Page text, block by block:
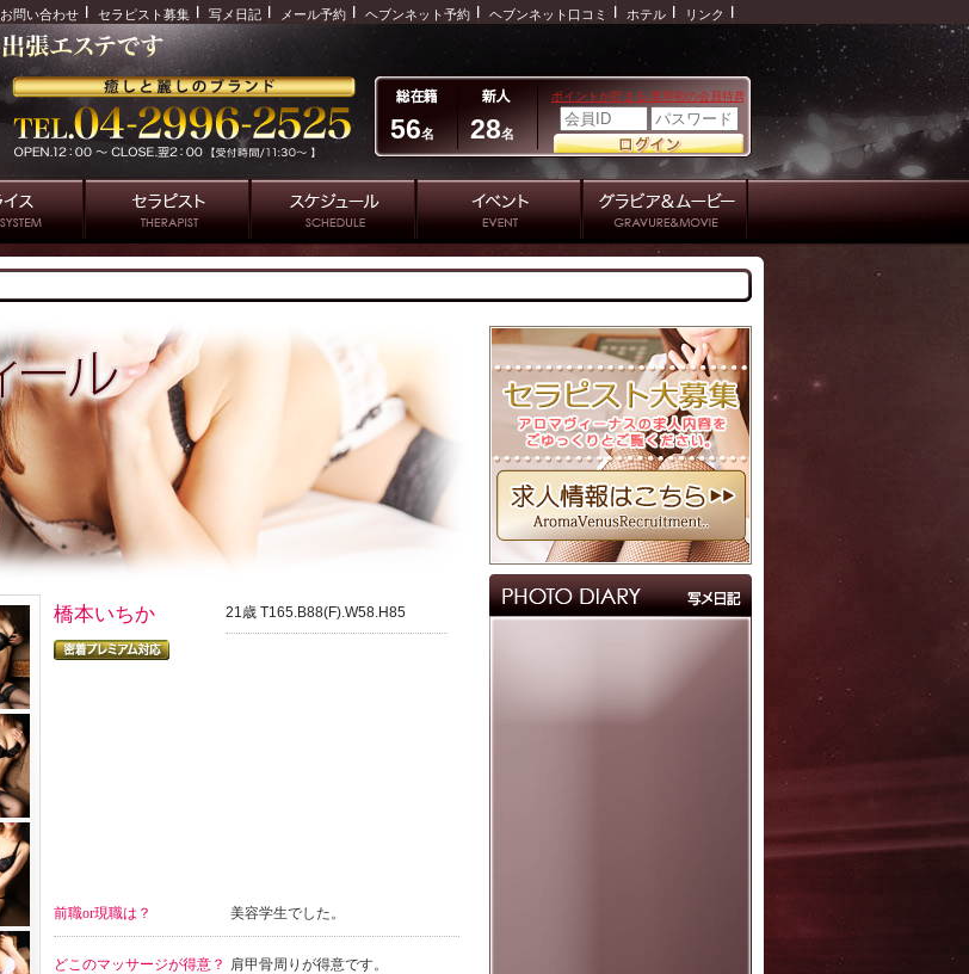
リンク
ホテル
ヘブンネット口コミ
ヘブンネット予約
メール予約
写メ日記
セラピスト募集
お問い合わせ
56名 28名
橋本いちか 21歳 T165.B88(F).W58.H85
前職or現職は？ 美容学生でした。
どこのマッサージが得意？ 肩甲骨周りが得意です。